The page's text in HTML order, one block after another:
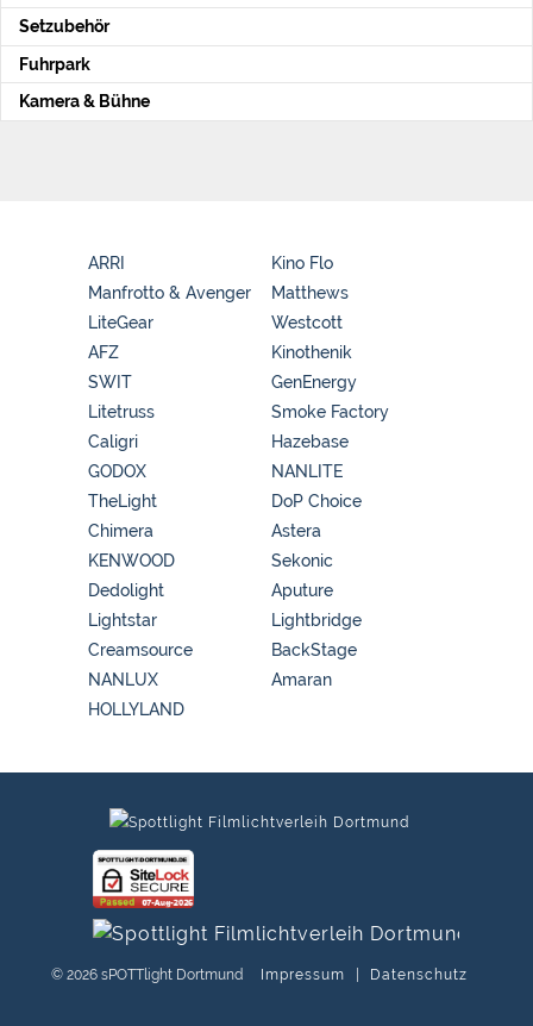
Setzubehör
Fuhrpark
Kamera & Bühne
ARRI
Manfrotto & Avenger
LiteGear
AFZ
SWIT
Litetruss
Caligri
GODOX
Kino Flo
Matthews
Westcott
Kinothenik
GenEnergy
Smoke Factory
Hazebase
NANLITE
TheLight
Chimera
KENWOOD
Dedolight
Lightstar
Creamsource
NANLUX
HOLLYLAND
DoP Choice
Astera
Sekonic
Aputure
Lightbridge
BackStage
Amaran
© 2026 sPOTTlight Dortmund Impressum Datenschutz